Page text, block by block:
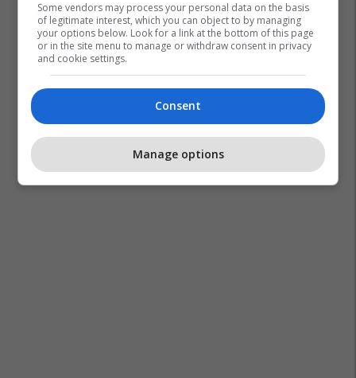
Bdi
Some vendors may process your personal data on the basis
of legitimate interest, which you can object to by managing
your options below. Look for a link at the bottom of this page
or in the site menu to manage or withdraw consent in privacy
and cookie settings.
Consent
Manage options